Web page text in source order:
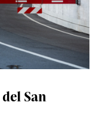
San